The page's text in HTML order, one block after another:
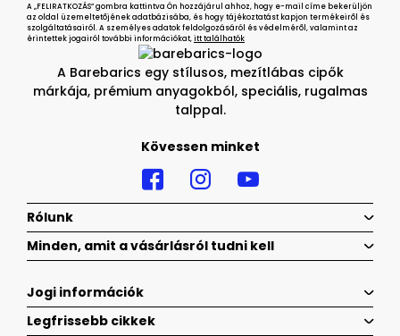
A Barebarics egy stílusos, mezítlábas cipők
márkája, prémium anyagokból, speciális, rugalmas
talppal.
Kövessen minket
A „FELIRATKOZÁS” gombra kattintva Ön hozzájárul ahhoz, hogy e-mail címe bekerüljön
az oldal üzemeltetőjének adatbázisába, és hogy tájékoztatást kapjon termékeiről és
szolgáltatásairól. A személyes adatok feldolgozásáról és védelméről, valamint az
érintettek jogairól további információkat,itt találhatók
Rólunk
Minden, amit a vásárlásról tudni kell
Jogi információk
Legfrissebb cikkek